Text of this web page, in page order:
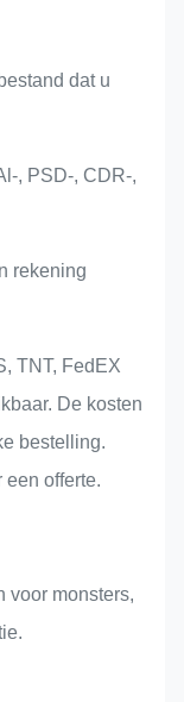
dat u
, PSD-, CDR-,
rekening
TNT, FedEX
De kosten
bestelling.
een offerte.
voor monsters,